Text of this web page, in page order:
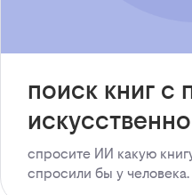
поиск книг
спросите ИИ какую
спросили бы у человека.